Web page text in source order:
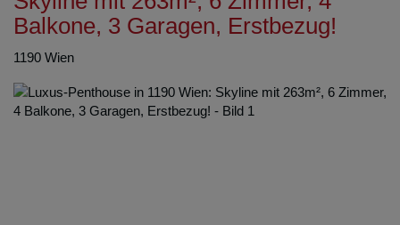
Balkone, 3 Garagen, Erstbezug!
1190 Wien